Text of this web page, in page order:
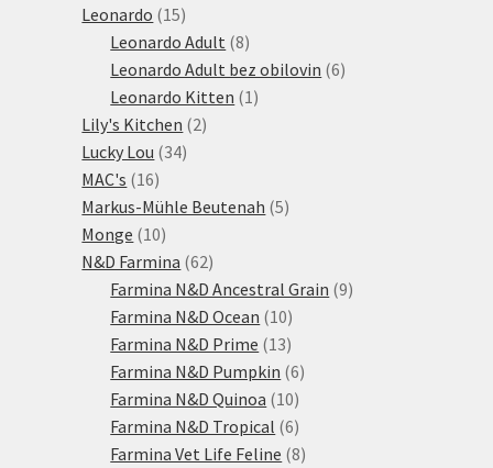
Leonardo 1515
produktů
Leonardo Adult 88
produktů
Leonardo Adult bez obilovin 66
Leonardo Kitten 1 1
Lily's Kitchen 22
Lucky Lou 3434
MAC's 1616
produktů
Markus-Mühle Beutenah 55
Monge 1010
produktů
N&D Farmina 6262
produktů
Farmina N&D Ancestral Grain 99
Farmina N&D Ocean 1010
produktů
Farmina N&D Prime 1313
produktů
Farmina N&D Pumpkin 66
Farmina N&D Quinoa 1010
produktů
Farmina N&D Tropical 66
produktů
Farmina Vet Life Feline 88